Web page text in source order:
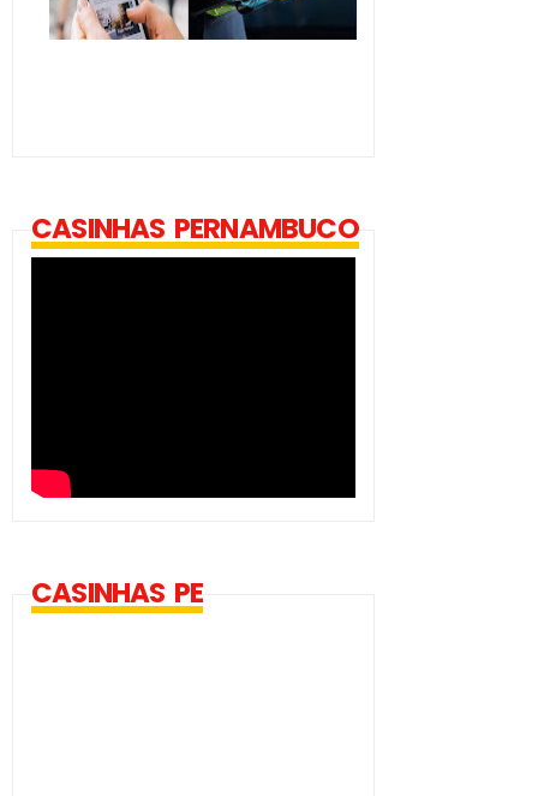
CASINHAS PERNAMBUCO
CASINHAS PE